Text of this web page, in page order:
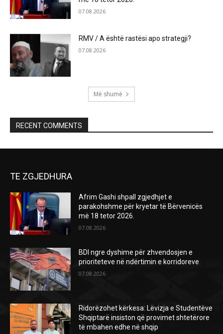
07.08.2026
RMV / A është rastësi apo strategji?
07.08.2026
Më shumë
RECENT COMMENTS
TE ZGJEDHURA
Afrim Gashi shpall zgjedhjet e
parakohshme për kryetar të Bërvenicës
më 18 tetor 2026.
07.08.2026
BDI ngre dyshime për zhvendosjen e
prioriteteve në ndërtimin e korridoreve
07.08.2026
Ridorëzohet kërkesa: Lëvizja e Studentëve
Shqiptarë insiston që provimet shtetërore
të mbahen edhe në shqip